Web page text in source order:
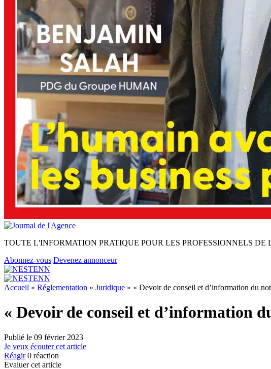
TOUTE L'INFORMATION PRATIQUE POUR LES PROFESSIONNELS DE
Abonnez-vous Devenez annonceur
Accueil » Réglementation » Juridique » « Devoir de conseil et d’information du
« Devoir de conseil et d’information
Publié le 09 février 2023
Je veux écouter cet article
Réagir 0 réaction
Evaluer cet article